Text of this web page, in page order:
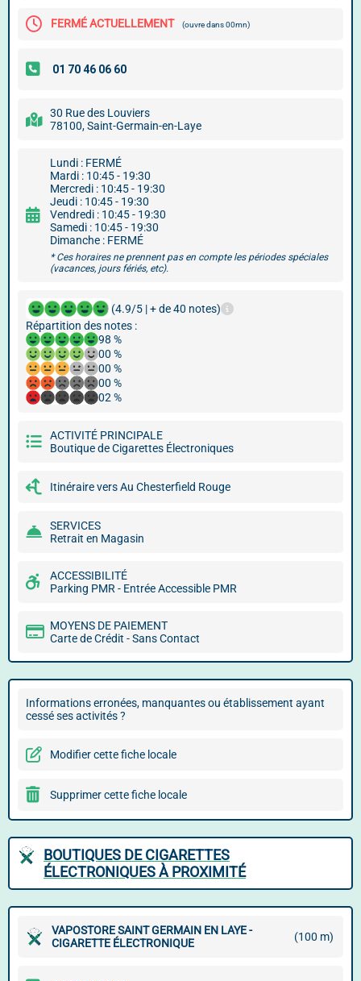
FERMÉ ACTUELLEMENT (ouvre dans 00mn)
30 Rue des Louviers
78100, Saint-Germain-en-Laye
Lundi : FERMÉ
Mardi : 10:45 - 19:30
Mercredi : 10:45 - 19:30
Jeudi : 10:45 - 19:30
Vendredi : 10:45 - 19:30
Samedi : 10:45 - 19:30
Dimanche : FERMÉ
* Ces horaires ne prennent pas en compte les périodes spéciales
(vacances, jours fériés, etc).
(4.9/5 | + de 40 notes)
Répartition des notes :
98 %
00 %
00 %
00 %
02 %
ACTIVITÉ PRINCIPALE
Boutique de Cigarettes Électroniques
Itinéraire vers Au Chesterfield Rouge
SERVICES
Retrait en Magasin
ACCESSIBILITÉ
Parking PMR - Entrée Accessible PMR
MOYENS DE PAIEMENT
Carte de Crédit - Sans Contact
Informations erronées, manquantes ou établissement ayant
cessé ses activités ?
Modifier cette fiche locale
Supprimer cette fiche locale
BOUTIQUES DE CIGARETTES
ÉLECTRONIQUES À PROXIMITÉ
VAPOSTORE SAINT GERMAIN EN LAYE -
CIGARETTE ÉLECTRONIQUE
(100 m)